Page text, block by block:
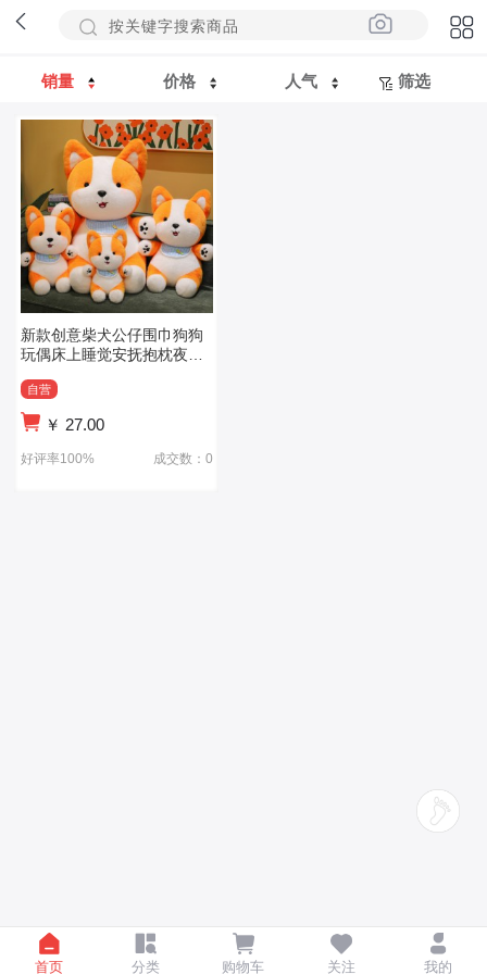
销量 价格 人气 筛选
新款创意柴犬公仔围巾狗狗
玩偶床上睡觉安抚抱枕夜市
自营
￥ 27.00
好评率100% 成交数：0
首页 分类 购物车 关注 我的